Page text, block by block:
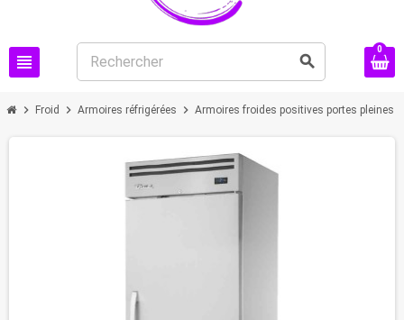
view_headline search
0
chevron_right Froid chevron_right Armoires réfrigérées chevron_right Armoires froides positives portes pleines